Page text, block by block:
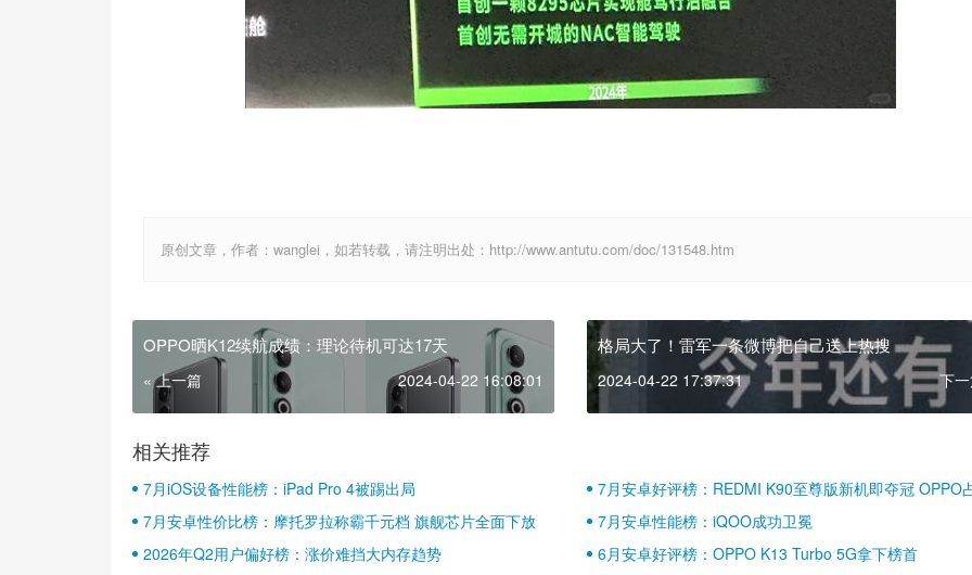
原创文章，作者：wanglei，如若转载，请注明出处：http://www.antutu.com/doc/131548.htm
OPPO晒K12续航成绩：理论待机可达17天
« 上一篇 2024-04-22 16:08:01
格局大了！雷军一条微博把自己送上热搜
2024-04-22 17:37:31 下
相关推荐
7月iOS设备性能榜：iPad Pro 4被踢出局
7月安卓好评榜：REDMI K90至尊版新机即夺冠 OPPO
壁江山
7月安卓性价比榜：摩托罗拉称霸千元档 旗舰芯片全面下放
7月安卓性能榜：iQOO成功卫冕
2026年Q2用户偏好榜：涨价难挡大内存趋势
6月安卓好评榜：OPPO K13 Turbo 5G拿下榜首